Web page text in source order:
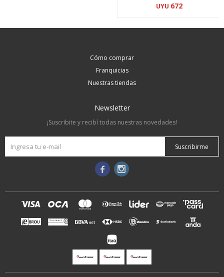
UYU 672
Cómo comprar
Franquicias
Nuestras tiendas
Newsletter
¡Suscribite y recibí todas nuestras novedades!
Suscribirme
 